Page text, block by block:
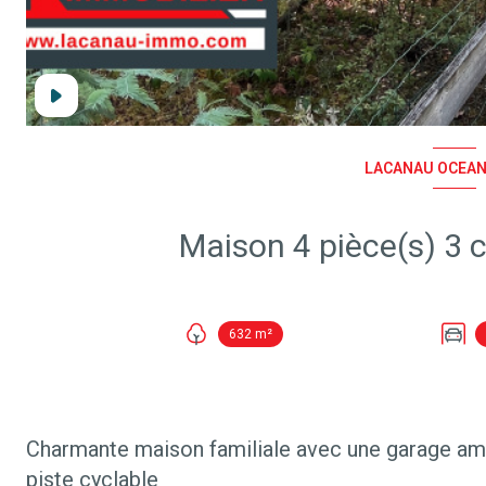
LACANAU
632 m²
Charmante maison familiale avec une garage
piste cyclable